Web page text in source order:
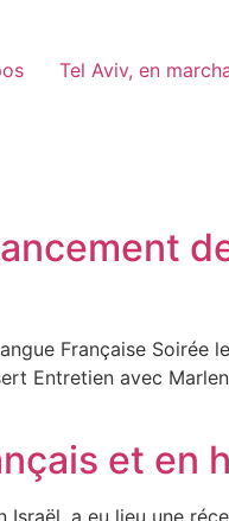
Tel Aviv, en
Française Soirée
Entretien avec
et en
a eu lieu une